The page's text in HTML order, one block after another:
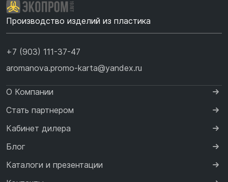
Производство изделий из пластика
+7 (903) 111-37-47
aromanova.promo-karta@yandex.ru
О Компании
Стать партнером
Кабинет дилера
Блог
Каталоги и презентации